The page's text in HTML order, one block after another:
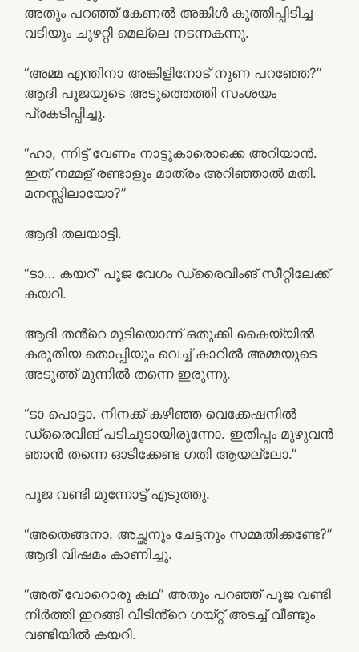
അതും പറഞ്ഞ് കേണൽ അങ്കിൾ കുത്തിപ്പിടിച്ച
വടിയും ചുഴറ്റി മെല്ലെ നടന്നകന്നു.
“അമ്മ എന്തിനാ അങ്കിളിനോട് നുണ പറഞ്ഞേ?”
ആദി പൂജയുടെ അടുത്തെത്തി സംശയം
പ്രകടിപ്പിച്ചു.
“ഹാ, ന്നിട്ട് വേണം നാട്ടുകാരൊക്കെ അറിയാൻ.
ഇത് നമ്മള് രണ്ടാളും മാത്രം അറിഞ്ഞാൽ മതി.
മനസ്സിലായോ?”
ആദി തലയാട്ടി.
“ടാ… കയറ്” പൂജ വേഗം ഡ്രൈവിംങ് സീറ്റിലേക്ക്
കയറി.
ആദി തൻ്റെ മുടിയൊന്ന് ഒതുക്കി കൈയ്യിൽ
കരുതിയ തൊപ്പിയും വെച്ച് കാറിൽ അമ്മയുടെ
അടുത്ത് മുന്നിൽ തന്നെ ഇരുന്നു.
“ടാ പൊട്ടാ. നിനക്ക് കഴിഞ്ഞ വെക്കേഷനിൽ
ഡ്രൈവിങ് പടിചൂടായിരുന്നോ. ഇതിപ്പം മുഴുവൻ
ഞാൻ തന്നെ ഓടിക്കേണ്ട ഗതി ആയല്ലോ.”
പൂജ വണ്ടി മുന്നോട്ട് എടുത്തു.
“അതെങ്ങനാ. അച്ഛനും ചേട്ടനും സമ്മതിക്കണ്ടേ?”
ആദി വിഷമം കാണിച്ചു.
“അത് വോറൊരു കഥ” അതും പറഞ്ഞ് പൂജ വണ്ടി
നിർത്തി ഇറങ്ങി വീടിൻ്റെ ഗയ്റ്റ് അടച്ച് വീണ്ടും
വണ്ടിയിൽ കയറി.